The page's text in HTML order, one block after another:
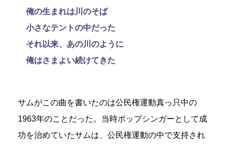
俺の生まれは川のそば
小さなテントの中だった
それ以来、あの川のように
俺はさまよい続けてきた
サムがこの曲を書いたのは公民権運動真っ只中の
1963年のことだった。当時ポップシンガーとして成
功を治めていたサムは、公民権運動の中で支持され